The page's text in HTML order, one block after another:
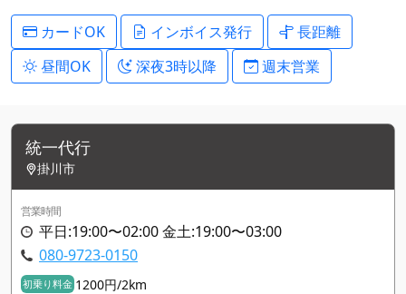
カードOK インボイス発行
長距離
昼間OK
深夜3時以降 週末営業
統一代行
掛川市
営業時間
平日:19:00〜02:00 金土:19:00〜03:00
080-9723-0150
初乗り料金 1200円/2km